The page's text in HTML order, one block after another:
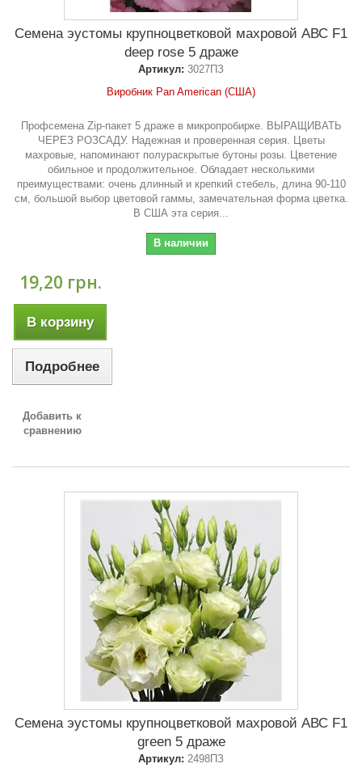
Семена эустомы крупноцветковой махровой АВС F1
deep rose 5 драже
Артикул: 3027ПЗ
Виробник Pan American (США)
Профсемена Zip-пакет 5 драже в микропробирке. ВЫРАЩИВАТЬ
ЧЕРЕЗ РОЗСАДУ. Надежная и проверенная серия. Цветы
махровые, напоминают полураскрытые бутоны розы. Цветение
обильное и продолжительное. Обладает несколькими
преимуществами: очень длинный и крепкий стебель, длина 90-110
см, большой выбор цветовой гаммы, замечательная форма цветка.
В США эта серия...
В наличии
19,20 грн.
В корзину
Подробнее
Добавить к
сравнению
Семена эустомы крупноцветковой махровой АВС F1
green 5 драже
Артикул: 2498ПЗ